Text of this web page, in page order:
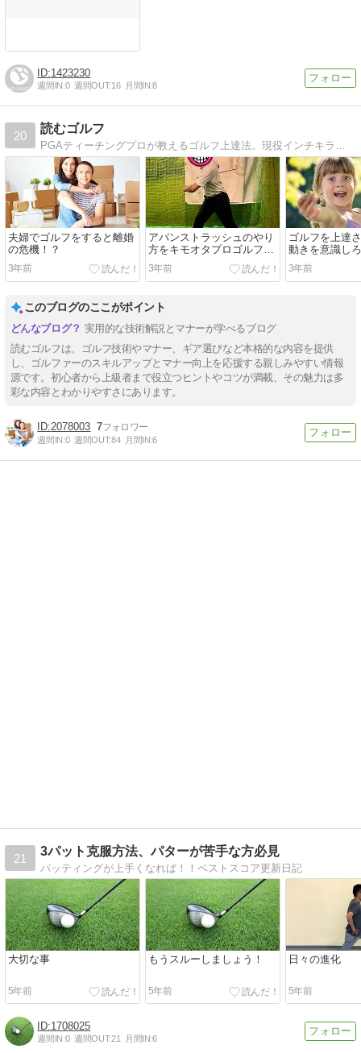
1423230
週間IN:0 週間OUT:16 月間IN:8
20
読むゴルフ
夫婦でゴルフをすると離婚
の危機！？
3年前
アバンストラッシュのやり
方をキモオタプロゴルファ
ーが伝授！
3年前
ゴルフを上達
動きを意識し
3年前
このブログのここがポイント
実用的な技術解説とマナーが学べるブログ
読むゴルフは、ゴルフ技術やマナー、ギア選びなど本格的な内容を提供
し、ゴルファーのスキルアップとマナー向上を応援する親しみやすい情報
源です。初心者から上級者まで役立つヒントやコツが満載、その魅力は多
彩な内容とわかりやすさにあります。
2078003 7
週間IN:0 週間OUT:84 月間IN:6
21
3パット克服方法、パターが苦手な方必見
パッティングが上手くなれば！！ベストスコア更新日記
大切な事
5年前
もうスルーしましょう！
5年前
日々の進化
5年前
1708025
週間IN:0 週間OUT:21 月間IN:6